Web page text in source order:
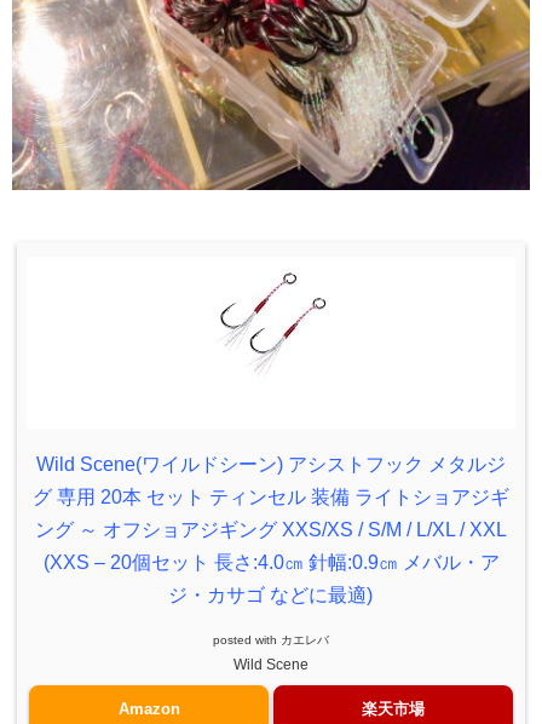
Wild Scene(ワイルドシーン) アシストフック メタルジ
グ 専用 20本 セット ティンセル 装備 ライトショアジギ
ング ～ オフショアジギング XXS/XS / S/M / L/XL / XXL
(XXS – 20個セット 長さ:4.0㎝ 針幅:0.9㎝ メバル・ア
ジ・カサゴ などに最適)
posted with カエレバ
Wild Scene
Amazon 楽天市場